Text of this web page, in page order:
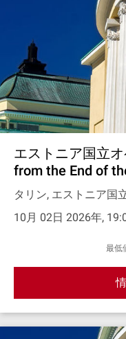
エストニア国立
from the End of
タリン, エストニア国
10月 02日 2026年,
最